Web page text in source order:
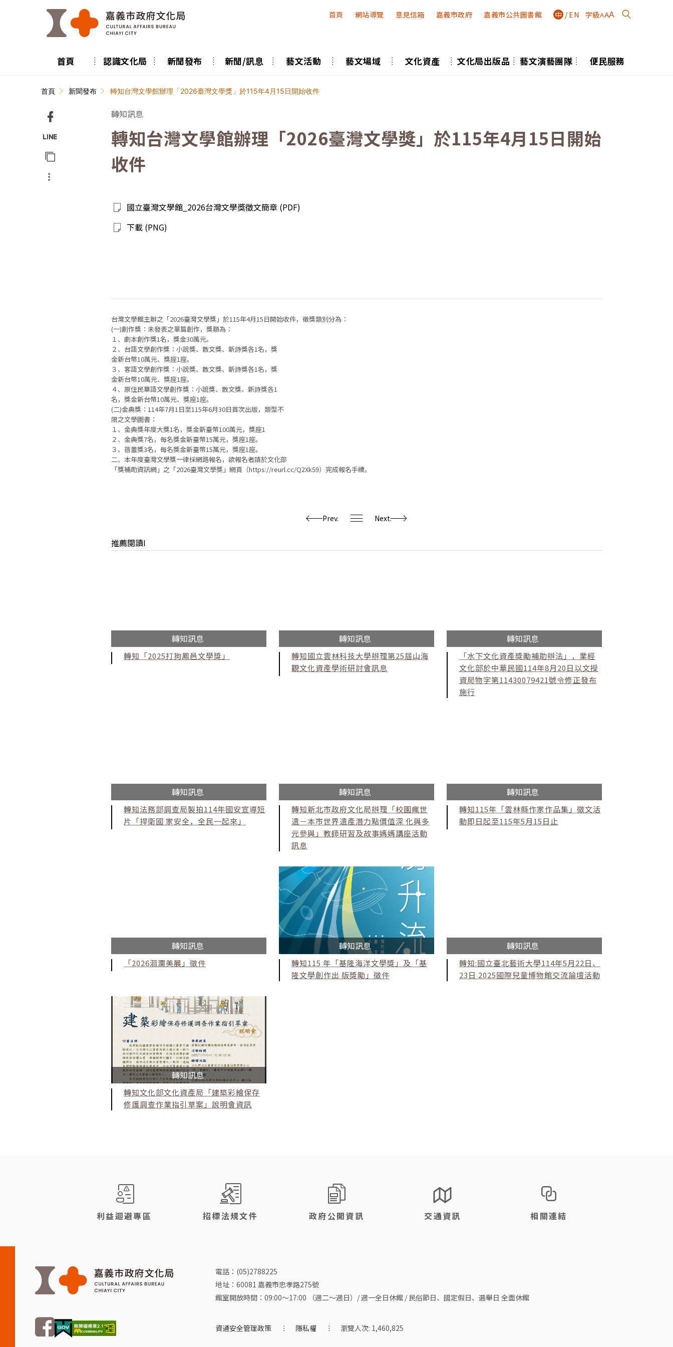
首頁 網站導覽 意見信箱 嘉義市政府 嘉義市公共圖書館 中 / EN 字級AAA
首頁 認識文化局 新聞發布 新聞/訊息 藝文活動 藝文場域 文化資產 文化局出版品 藝文演藝團隊 便民服務
首頁 新聞發布 轉知台灣文學館辦理「2026臺灣文學獎」於115年4月15日開始收件
Facebook
Line
分享
複製
轉知訊息
轉知台灣文學館辦理「2026臺灣文學獎」於115年4月15日開始
收件
國立臺灣文學館_2026台灣文學獎徵文簡章 (PDF)
下載 (PNG)
台灣文學館主辦之「2026臺灣文學獎」於115年4月15日開始收件，徵獎類別分為：
(一)創作獎：未發表之單篇創作，獎額為：
１、劇本創作獎1名，獎金30萬元。
２、台語文學創作獎：小說獎、散文獎、新詩獎各1名，獎
金新台幣10萬元、獎座1座。
３、客語文學創作獎：小說獎、散文獎、新詩獎各1名，獎
金新台幣10萬元、獎座1座。
４、原住民華語文學創作獎：小說獎、散文獎、新詩獎各1
名，獎金新台幣10萬元、獎座1座。
(二)金典獎：114年7月1日至115年6月30日首次出版，類型不
限之文學圖書：
１、金典獎年度大獎1名，獎金新臺幣100萬元，獎座1
２、金典獎7名，每名獎金新臺幣15萬元，獎座1座。
３、蓓蕾獎3名，每名獎金新臺幣15萬元，獎座1座。
二、本年度臺灣文學獎一律採網路報名，欲報名者請於文化部
「獎補助資訊網」之「2026臺灣文學獎」網頁（https://reurl.cc/Q2Xk59）完成報名手續。
Prev. 文章列表Next.
推薦閱讀I
轉知訊息
轉知「2025打狗鳳邑文學獎」
轉知訊息
轉知國立雲林科技大學辦理第25屆山海
觀文化資產學術研討會訊息
轉知訊息
「水下文化資產獎勵補助辦法」，業經
文化部於中華民國114年8月20日以文授
資局物字第11430079421號令修正發布
施行
轉知訊息
轉知法務部調查局製拍114年國安宣導短
片「捍衛國 家安全，全民一起來」
轉知訊息
轉知新北市政府文化局辦理「校園瘋世
遺－本市世界遺產潛力點價值深 化與多
元參與」教師研習及故事媽媽講座活動
訊息
轉知訊息
轉知115年「雲林縣作家作品集」徵文活
動即日起至115年5月15日止
轉知訊息
「2026洄瀾美展」徵件
轉知訊息
轉知115 年「基隆海洋文學獎」及「基
隆文學創作出 版獎勵」徵件
轉知訊息
轉知:國立臺北藝術大學114年5月22日、
23日 2025國際兒童博物館交流論壇活動
轉知訊息
轉知文化部文化資產局「建築彩繪保存
修護調查作業指引草案」說明會資訊
利益迴避專區 招標法規文件 政府公開資訊 交通資訊 相關連結
電話：(05)2788225
地址：60081 嘉義市忠孝路275號
館室開放時間：09:00～17:00 （週二～週日）/ 週一全日休館 / 民俗節日、國定假日、選舉日 全面休館
FB
資通安全管理政策 隱私權 瀏覽人次: 1,460,825